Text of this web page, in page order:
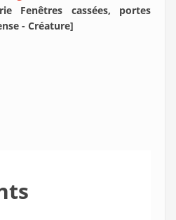
Fenêtres cassées, portes
- Créature]